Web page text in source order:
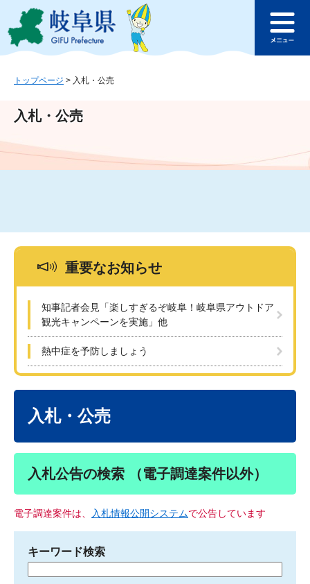
ジ
ュ
文
このページの本文へ
ュ
トップページ > 入札・公売
入札・公売
重要なお知らせ
知事記者会見「楽しすぎるぞ岐阜！岐阜県アウトドア
観光キャンペーンを実施」他
熱中症を予防しましょう
入札・公売
入札公告の検索 （電子調達案件以外）
電子調達案件は、 入札情報公開システムで公告しています
キーワード検索